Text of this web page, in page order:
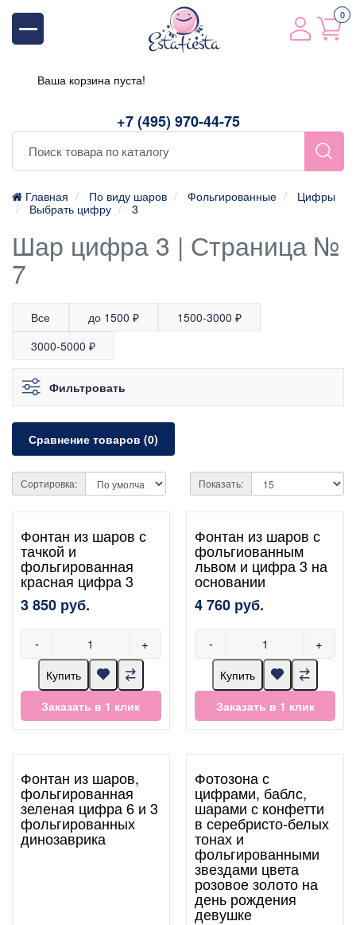
+7 (495) 970-44-75
0
Ваша корзина пуста!
Главная По виду шаров Фольгированные
Цифры
Выбрать цифру
3
Шар цифра 3 | Страница №
7
Все до 1500 ₽
1500-3000 ₽
3000-5000 ₽
Фильтровать
Сравнение товаров (0)
Сортировка: Показать:
Фонтан из шаров с
тачкой и
фольгированная
красная цифра 3
3 850 руб.
- +
Купить
Заказать в 1 клик
Фонтан из шаров с
фольгиованным
львом и цифра 3 на
основании
4 760 руб.
- +
Купить
Заказать в 1 клик
Фонтан из шаров,
фольгированная
зеленая цифра 6 и 3
фольгированных
динозаврика
Фотозона с
цифрами, баблс,
шарами с конфетти
в серебристо-белых
тонах и
фольгированными
звездами цвета
розовое золото на
день рождения
девушке